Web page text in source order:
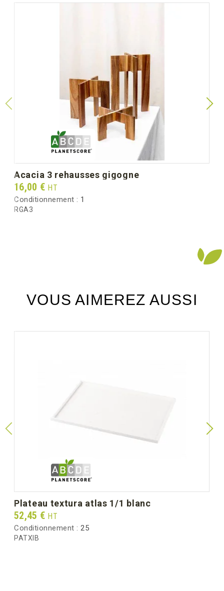
acacia 3 rehausses gigogne
Prix
16,00 € HT
Conditionnement : 1
RGA3
VOUS AIMEREZ AUSSI
plateau textura atlas 1/1 blanc
Prix
52,45 € HT
Conditionnement : 25
PATXIB